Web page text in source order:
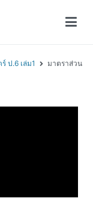
ป.6 เล่ม1 มาตราส่วน